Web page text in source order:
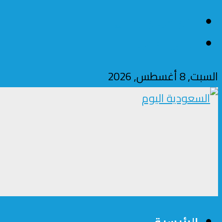
السبت, 8 أغسطس, 2026